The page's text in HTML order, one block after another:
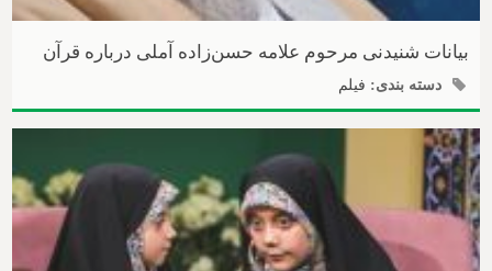
بیانات شنیدنی مرحوم علامه حسن‌زاده آملی درباره قرآن
دسته بندی: فیلم